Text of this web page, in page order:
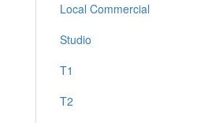
Allos
Villeneuve
Peyruis
Malijai
Local Commercial
Studio
T1
T2